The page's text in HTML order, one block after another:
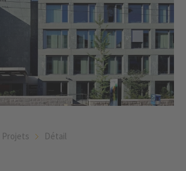
Projets Détail